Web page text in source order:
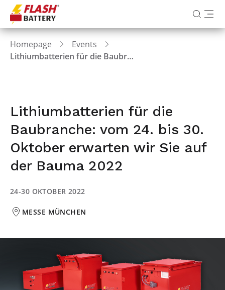
Homepage
Events
Lithiumbatterien für die Baubranche: vom 24. bis 30. Oktober erwarten wir Sie auf der Bauma 2022
Lithiumbatterien für die
Baubranche: vom 24. bis 30.
Oktober erwarten wir Sie auf
der Bauma 2022
24-30 OKTOBER 2022
MESSE MÜNCHEN